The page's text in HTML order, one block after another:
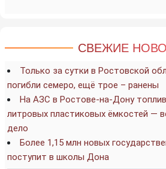
СВЕЖИЕ
Только за сутки в Ростовской
погибли семеро, ещё трое – ранены
На АЗС в Ростове-на-Дону
литровых пластиковых ёмкостей —
дело
Более 1,15 млн новых
поступит в школы Дона